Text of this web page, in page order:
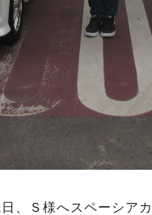
、Ｓ様へスペーシア